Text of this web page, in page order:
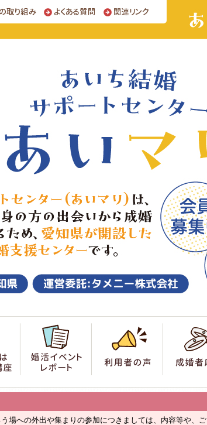
取り組み よくある質問 関連リンク
婚活いろは たしなみ講座婚活イベントレポート
場への外出や集まりの参加につきましては、内容等や、ご